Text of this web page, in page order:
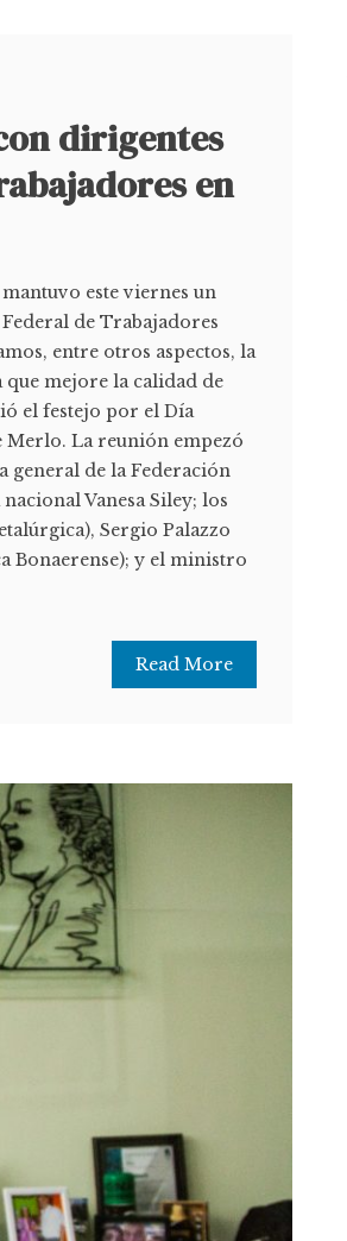
dirigentes
en
este viernes un
de Trabajadores
entre otros aspectos, la
mejore la calidad de
el festejo por el Día
La reunión empezó
general de la Federación
Vanesa Siley; los
Sergio Palazzo
Bonaerense); y el ministro
Read More